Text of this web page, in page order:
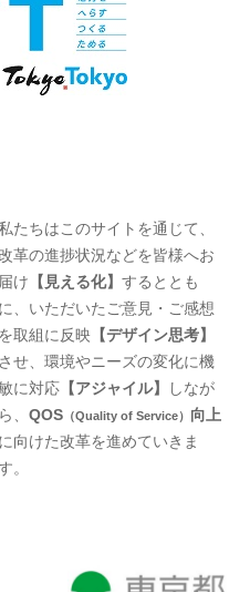
たちはこのサイトを通じて、
革の進捗状況などを皆様へお
届け 【見える化】するととも
に、いただいたご意見・ご感想
を取組に反映 【デザイン思考】
させ、環境やニーズの変化に機
に対応 【アジャイル】
しなが
ら、QOS （Quality of Service） 向上
に向けた改革を進めていきま
。